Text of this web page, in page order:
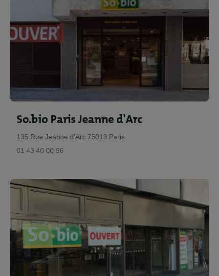
So.bio Paris Jeanne d'Arc
135 Rue Jeanne d'Arc 75013 Paris
01 43 40 00 96